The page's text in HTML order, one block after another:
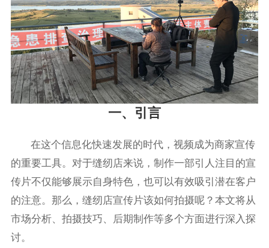
一、引言
在这个信息化快速发展的时代，视频成为商家宣传
的重要工具。对于缝纫店来说，制作一部引人注目的宣
传片不仅能够展示自身特色，也可以有效吸引潜在客户
的注意。那么，缝纫店宣传片该如何拍摄呢？本文将从
市场分析、拍摄技巧、后期制作等多个方面进行深入探
讨。